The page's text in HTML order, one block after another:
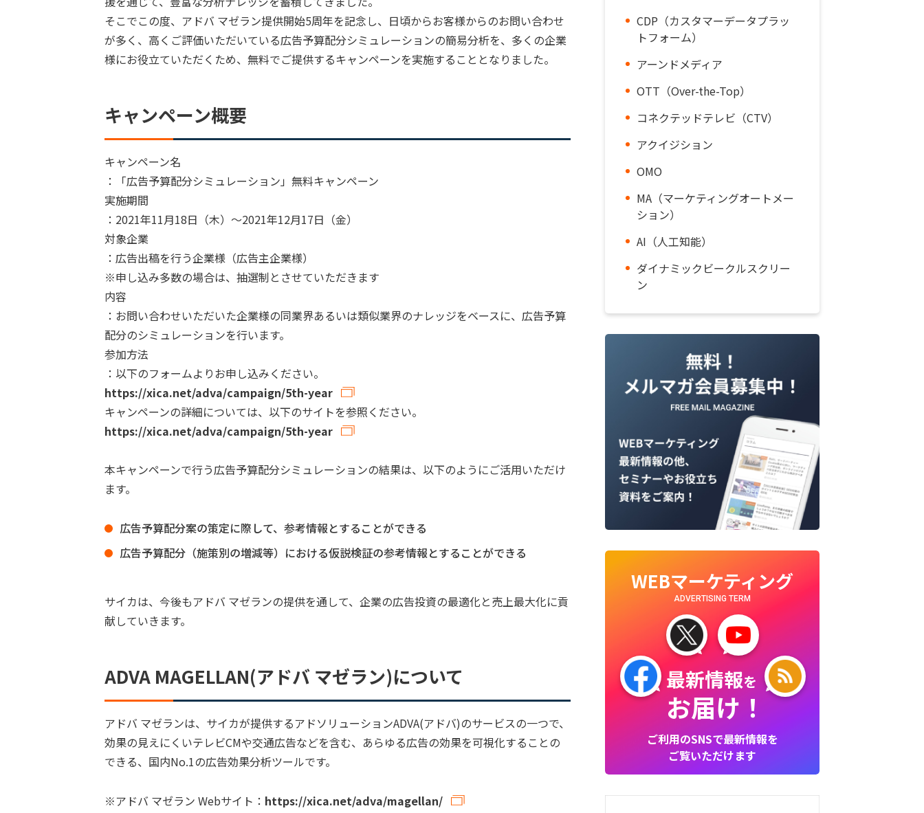
そこでこの度、アドバ マゼラン提供開始5周年を記念し、日頃からお客様からのお問い合わせ
が多く、高くご評価いただいている広告予算配分シミュレーションの簡易分析を、多くの企業
様にお役立ていただくため、無料でご提供するキャンペーンを実施することとなりました。
キャンペーン概要
キャンペーン名
：「広告予算配分シミュレーション」無料キャンペーン
実施期間
：2021年11月18日（木）～2021年12月17日（金）
対象企業
：広告出稿を行う企業様（広告主企業様）
※申し込み多数の場合は、抽選制とさせていただきます
内容
：お問い合わせいただいた企業様の同業界あるいは類似業界のナレッジをベースに、広告予算
配分のシミュレーションを行います。
参加方法
：以下のフォームよりお申し込みください。
https://xica.net/adva/campaign/5th-year
キャンペーンの詳細については、以下のサイトを参照ください。
https://xica.net/adva/campaign/5th-year
本キャンペーンで行う広告予算配分シミュレーションの結果は、以下のようにご活用いただけ
ます。
広告予算配分案の策定に際して、参考情報とすることができる
広告予算配分（施策別の増減等）における仮説検証の参考情報とすることができる
サイカは、今後もアドバ マゼランの提供を通して、企業の広告投資の最適化と売上最大化に貢
献していきます。
ADVA MAGELLAN(アドバ マゼラン)について
アドバ マゼランは、サイカが提供するアドソリューションADVA(アドバ)のサービスの一つで、
効果の見えにくいテレビCMや交通広告などを含む、あらゆる広告の効果を可視化することの
できる、国内No.1の広告効果分析ツールです。
※アドバ マゼラン Webサイト： https://xica.net/adva/magellan/
CDP（カスタマーデータプラッ
トフォーム）
アーンドメディア
OTT（Over-the-Top）
コネクテッドテレビ（CTV）
アクイジション
OMO
MA（マーケティングオートメー
ション）
AI（人工知能）
ダイナミックビークルスクリー
ン
WEBマーケティング
ADVERTISING TERM
最新情報を
お届け！
ご利用のSNSで最新情報を
ご覧いただけます